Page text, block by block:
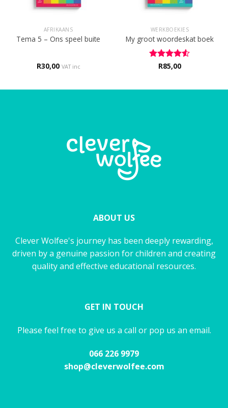
AFRIKAANS
Tema 5 – Ons speel buite
R30,00 VAT inc
WERKBOEKIES
My groot woordeskat boek
Rated 4.5
R85,00
ABOUT US
Clever Wolfee's journey has been deeply rewarding,
driven by a genuine passion for children and creating
quality and effective educational resources.
GET IN TOUCH
Please feel free to give us a call or pop us an email.
066 226 9979
shop@cleverwolfee.com